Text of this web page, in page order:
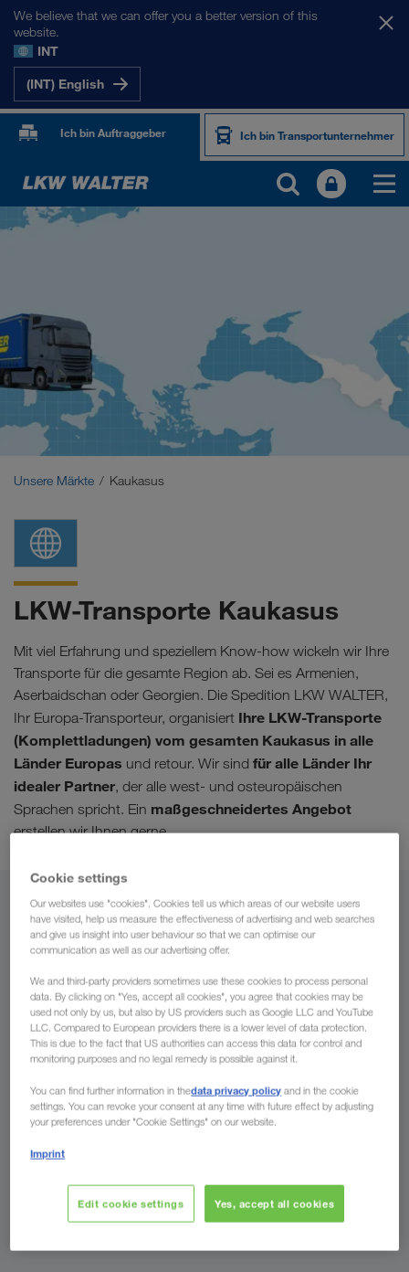
We believe that we can offer you a better version of this
website.
INT
(INT) English
Ich bin Auftraggeber Ich bin Transportunternehmer
Zentralasien
Russland
Naher Osten
Unsere Märkte Kaukasus
LKW-Transporte Kaukasus
Mit viel Erfahrung und speziellem Know-how wickeln wir Ihre
Transporte für die gesamte Region ab. Sei es Armenien,
Aserbaidschan oder Georgien. Die Spedition LKW WALTER,
Ihr Europa-Transporteur, organisiert Ihre LKW-Transporte
(Komplettladungen) vom gesamten Kaukasus in alle
Länder Europas und retour. Wir sind für alle Länder Ihr
idealer Partner, der alle west- und osteuropäischen
Sprachen spricht. Ein maßgeschneidertes Angebot
erstellen wir Ihnen gerne.
Von
Liechtenstein
Nach
Jetzt anfragen
Ihre Vorteile bei LKW WALTER
Cookie settings
Our websites use "cookies". Cookies tell us which areas of our website users
have visited, help us measure the effectiveness of advertising and web searches
and give us insight into user behaviour so that we can optimise our
communication as well as our advertising offer.
We and third-party providers sometimes use these cookies to process personal
data. By clicking on "Yes, accept all cookies", you agree that cookies may be
used not only by us, but also by US providers such as Google LLC and YouTube
LLC. Compared to European providers there is a lower level of data protection.
This is due to the fact that US authorities can access this data for control and
monitoring purposes and no legal remedy is possible against it.
You can find further information in thedata privacy policy and in the cookie
settings. You can revoke your consent at any time with future effect by adjusting
your preferences under "Cookie Settings" on our website.
Imprint
Edit cookie settings Yes, accept all cookies